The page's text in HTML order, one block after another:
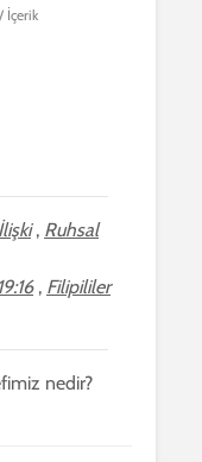
İçerik
, Ruhsal
, Filipililer
nedir?